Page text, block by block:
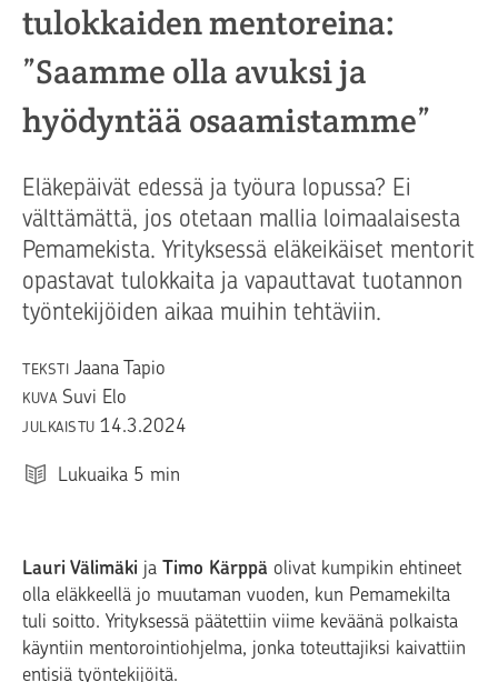
tulokkaiden mentoreina:
”Saamme olla avuksi ja
hyödyntää osaamistamme”
Eläkepäivät edessä ja työura lopussa? Ei
välttämättä, jos otetaan mallia loimaalaisesta
Pemamekista. Yrityksessä eläkeikäiset mentorit
opastavat tulokkaita ja vapauttavat tuotannon
työntekijöiden aikaa muihin tehtäviin.
TEKSTI Jaana Tapio
KUVA Suvi Elo
JULKAISTU 14.3.2024
Lukuaika 5 min
Lauri Välimäki ja Timo Kärppä olivat kumpikin ehtineet
olla eläkkeellä jo muutaman vuoden, kun Pemamekilta
tuli soitto. Yrityksessä päätettiin viime keväänä polkaista
käyntiin mentorointiohjelma, jonka toteuttajiksi kaivattiin
entisiä työntekijöitä.